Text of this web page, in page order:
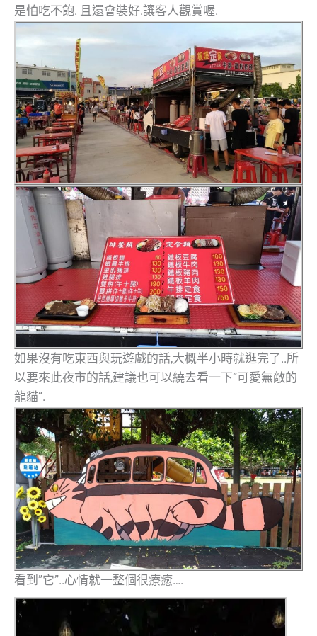
是怕吃不飽. 且還會裝好.讓客人觀賞喔.
如果沒有吃東西與玩遊戲的話,大概半小時就逛完了..所
以要來此夜市的話,建議也可以繞去看一下”可愛無敵的
龍貓”.
看到”它”..心情就一整個很療癒….